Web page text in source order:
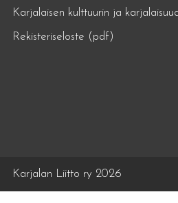
Karjalaisen kulttuurin ja
Rekisteriseloste (pdf)
Karjalan Liitto ry 2026